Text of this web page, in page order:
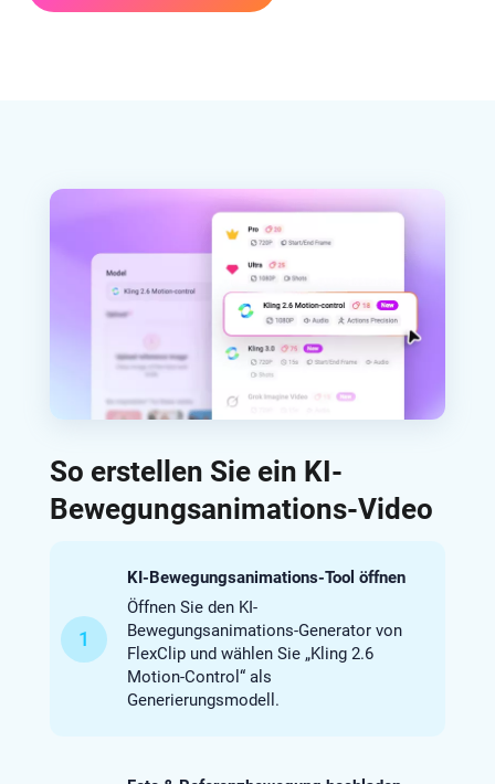
So erstellen Sie ein KI-
Bewegungsanimations-Video
1
KI-Bewegungsanimations-Tool öffnen
Öffnen Sie den KI-
Bewegungsanimations-Generator von
FlexClip und wählen Sie „Kling 2.6
Motion-Control“ als
Generierungsmodell.